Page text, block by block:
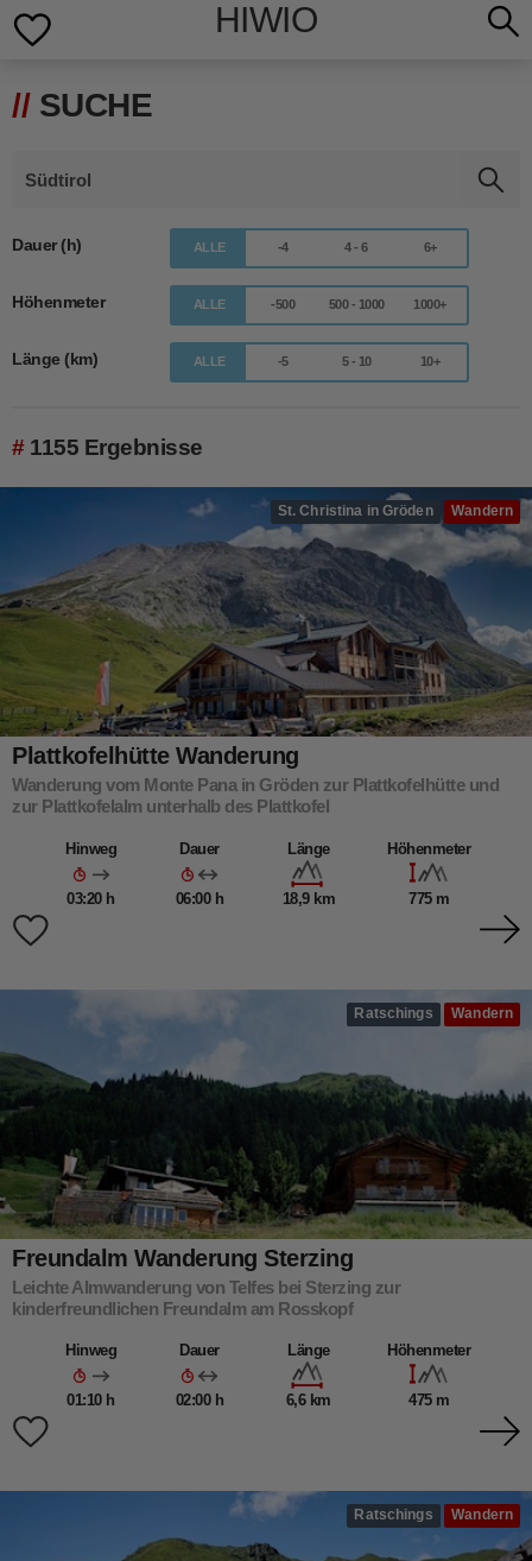
HIWIO
SUCHE
Dauer (h) ALLE -4 4 - 6 6+
Höhenmeter ALLE -500 500 - 1000 1000+
Länge (km) ALLE -5 5 - 10 10+
1155 Ergebnisse
St. Christina in Gröden Wandern
Plattkofelhütte Wanderung
Wanderung vom Monte Pana in Gröden zur Plattkofelhütte und
zur Plattkofelalm unterhalb des Plattkofel
Hinweg
03:20 h
Dauer
06:00 h
Länge
18,9 km
Höhenmeter
775 m
Ratschings Wandern
Freundalm Wanderung Sterzing
Leichte Almwanderung von Telfes bei Sterzing zur
kinderfreundlichen Freundalm am Rosskopf
Hinweg
01:10 h
Dauer
02:00 h
Länge
6,6 km
Höhenmeter
475 m
Ratschings Wandern